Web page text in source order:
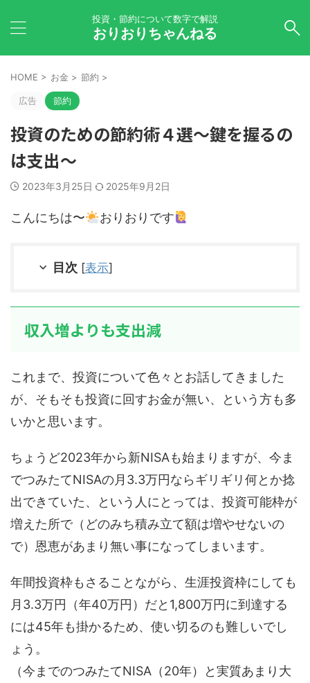
投資・節約について数字で解説
おりおりちゃんねる
HOME > お金 > 節約 >
広告 節約
投資のための節約術４選～鍵を握るの
は支出～
2023年3月25日 2025年9月2日
こんにちは〜 おりおりです
目次 [表示]
収入増よりも支出減
これまで、投資について色々とお話してきました
が、そもそも投資に回すお金が無い、という方も多
いかと思います。
ちょうど2023年から新NISAも始まりますが、今ま
でつみたてNISAの月3.3万円ならギリギリ何とか捻
出できていた、という人にとっては、投資可能枠が
増えた所で（どのみち積み立て額は増やせないの
で）恩恵があまり無い事になってしまいます。
年間投資枠もさることながら、生涯投資枠にしても
月3.3万円（年40万円）だと1,800万円に到達する
には45年も掛かるため、使い切るのも難しいでし
ょう。
（今までのつみたてNISA（20年）と実質あまり大